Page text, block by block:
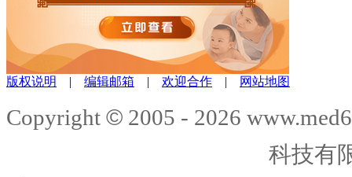
版权说明 | 编辑邮箱 | 欢迎合作 | 网站地图
Copyright © 2005 - 2026
科技有